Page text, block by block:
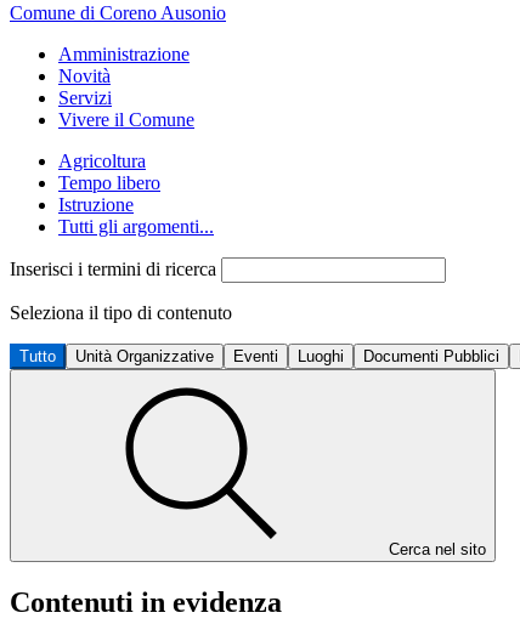
Comune di Coreno Ausonio
Amministrazione
Novità
Servizi
Vivere il Comune
Agricoltura
Tempo libero
Istruzione
Tutti gli argomenti...
Inserisci i termini di ricerca
Seleziona il tipo di contenuto
Tutto Unità Organizzative Eventi Luoghi Documenti Pubblici
Cerca nel sito
Contenuti in evidenza